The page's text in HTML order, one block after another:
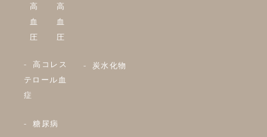
高
血
圧
高
血
圧
高コレス
テロール血
症
炭水化物
糖尿病